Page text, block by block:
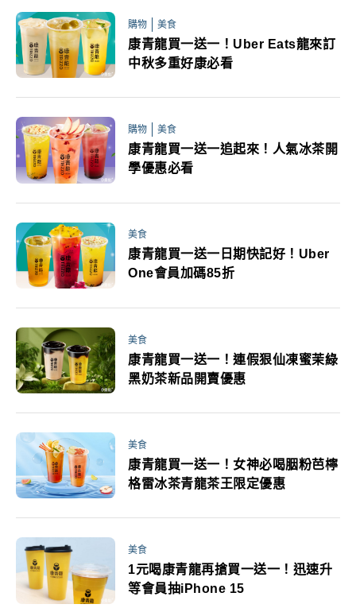
購物 美食
康青龍買一送一！Uber Eats龍來訂
中秋多重好康必看
購物 美食
康青龍買一送一追起來！人氣冰茶開
學優惠必看
美食
康青龍買一送一日期快記好！Uber
One會員加碼85折
美食
康青龍買一送一！連假狠仙凍蜜茉綠
黑奶茶新品開賣優惠
美食
康青龍買一送一！女神必喝胭粉芭檸
格雷冰茶青龍茶王限定優惠
美食
1元喝康青龍再搶買一送一！迅速升
等會員抽iPhone 15